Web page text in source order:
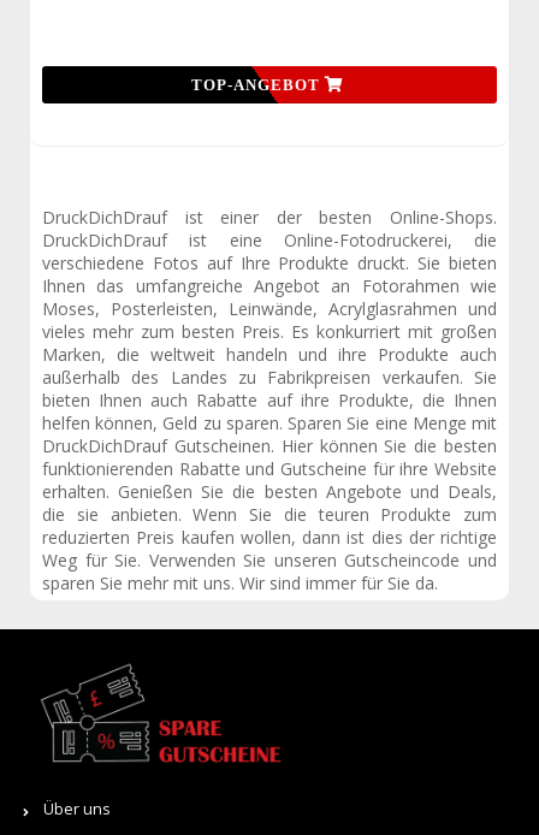
TOP-ANGEBOT
DruckDichDrauf ist einer der besten Online-Shops.
DruckDichDrauf ist eine Online-Fotodruckerei, die
verschiedene Fotos auf Ihre Produkte druckt. Sie bieten
Ihnen das umfangreiche Angebot an Fotorahmen wie
Moses, Posterleisten, Leinwände, Acrylglasrahmen und
vieles mehr zum besten Preis. Es konkurriert mit großen
Marken, die weltweit handeln und ihre Produkte auch
außerhalb des Landes zu Fabrikpreisen verkaufen. Sie
bieten Ihnen auch Rabatte auf ihre Produkte, die Ihnen
helfen können, Geld zu sparen. Sparen Sie eine Menge mit
DruckDichDrauf Gutscheinen. Hier können Sie die besten
funktionierenden Rabatte und Gutscheine für ihre Website
erhalten. Genießen Sie die besten Angebote und Deals,
die sie anbieten. Wenn Sie die teuren Produkte zum
reduzierten Preis kaufen wollen, dann ist dies der richtige
Weg für Sie. Verwenden Sie unseren Gutscheincode und
sparen Sie mehr mit uns. Wir sind immer für Sie da.
Über uns